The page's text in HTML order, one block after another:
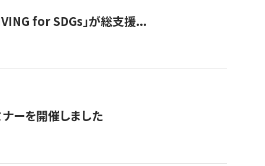
for SDGs」が総支援...
ーを開催しました